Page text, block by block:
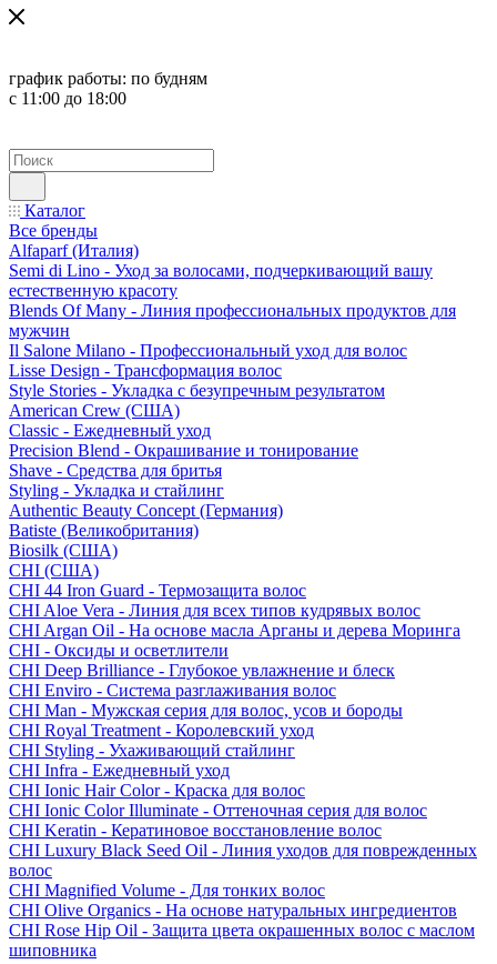
график работы: по будням
с 11:00 до 18:00
Каталог
Все бренды
Alfaparf (Италия)
Semi di Lino - Уход за волосами, подчеркивающий вашу
естественную красоту
Blends Of Many - Линия профессиональных продуктов для
мужчин
Il Salone Milano - Профессиональный уход для волос
Lisse Design - Трансформация волос
Style Stories - Укладка с безупречным результатом
American Crew (США)
Classic - Ежедневный уход
Precision Blend - Окрашивание и тонирование
Shave - Средства для бритья
Styling - Укладка и стайлинг
Authentic Beauty Concept (Германия)
Batiste (Великобритания)
Biosilk (США)
CHI (США)
CHI 44 Iron Guard - Термозащита волос
CHI Aloe Vera - Линия для всех типов кудрявых волос
CHI Argan Oil - На основе масла Арганы и дерева Моринга
CHI - Оксиды и осветлители
CHI Deep Brilliance - Глубокое увлажнение и блеск
CHI Enviro - Система разглаживания волос
CHI Man - Мужская серия для волос, усов и бороды
CHI Royal Treatment - Королевский уход
CHI Styling - Ухаживающий стайлинг
CHI Infra - Ежедневный уход
CHI Ionic Hair Color - Краска для волос
CHI Ionic Color Illuminate - Оттеночная серия для волос
CHI Keratin - Кератиновое восстановление волос
CHI Luxury Black Seed Oil - Линия уходов для поврежденных
волос
CHI Magnified Volume - Для тонких волос
CHI Olive Organics - На основе натуральных ингредиентов
CHI Rose Hip Oil - Защита цвета окрашенных волос с маслом
шиповника